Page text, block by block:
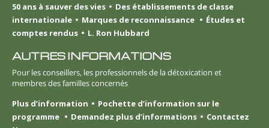
50 ans à sauver des vies
Des établissements de classe
internationale
Marques de reconnaissance
Études et
comptes rendus
L. Ron Hubbard
AUTRES INFORMATIONS
Pour les conseillers, les professionnels de la détoxication et
membres des familles concernés
Plus d’information
Pochette d’information sur le
programme
Demandez plus d’informations
Contactez